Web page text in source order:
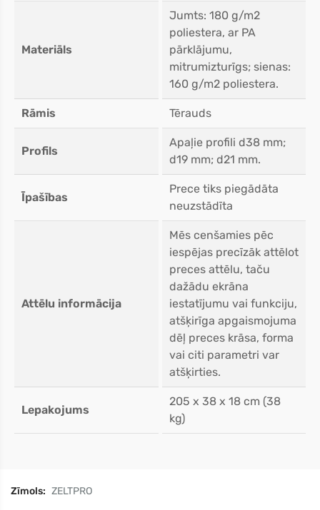
Materiāls
Jumts: 180 g/m2
poliestera, ar PA
pārklājumu,
mitrumizturīgs; sienas:
160 g/m2 poliestera.
Rāmis Tērauds
Profils
Apaļie profili d38 mm;
d19 mm; d21 mm.
Īpašības
Prece tiks piegādāta
neuzstādīta
Attēlu informācija
Mēs cenšamies pēc
iespējas precīzāk attēlot
preces attēlu, taču
dažādu ekrāna
iestatījumu vai funkciju,
atšķirīga apgaismojuma
dēļ preces krāsa, forma
vai citi parametri var
atšķirties.
Lepakojums
205 x 38 x 18 cm (38
kg)
Zīmols: ZELTPRO